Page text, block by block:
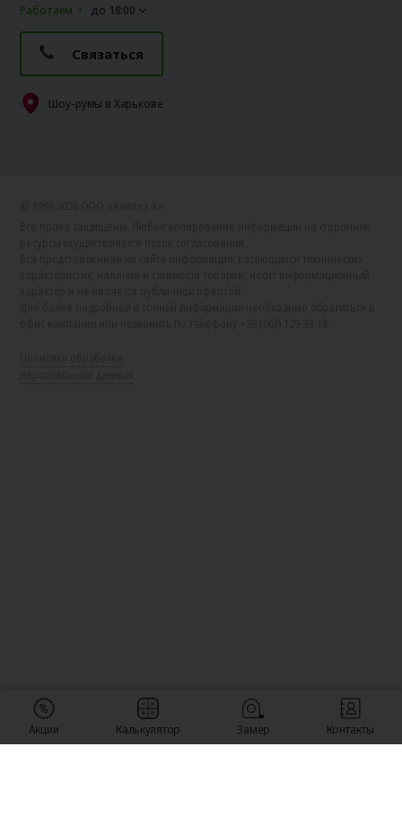
Работаем до 18:00
Связаться
Шоу-румы в Харькове
Акции Калькулятор Замер Контакты